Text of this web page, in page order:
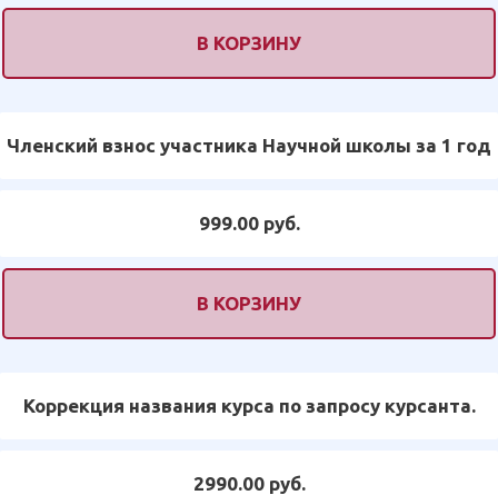
В КОРЗИНУ
Членский взнос участника Научной школы за 1 год
999.00 руб.
В КОРЗИНУ
Коррекция названия курса по запросу курсанта.
2990.00 руб.